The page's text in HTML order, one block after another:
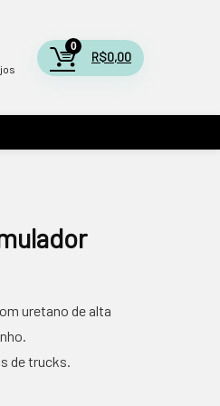
0
R$0,00
uretano de alta
de trucks.